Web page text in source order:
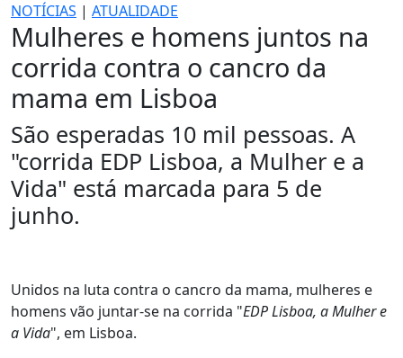
NOTÍCIAS | ATUALIDADE
Mulheres e homens juntos na
corrida contra o cancro da
mama em Lisboa
São esperadas 10 mil pessoas. A
"corrida EDP Lisboa, a Mulher e a
Vida" está marcada para 5 de
junho.
Unidos na luta contra o cancro da mama, mulheres e
homens vão juntar-se na corrida "EDP Lisboa, a Mulher e
a Vida", em Lisboa.